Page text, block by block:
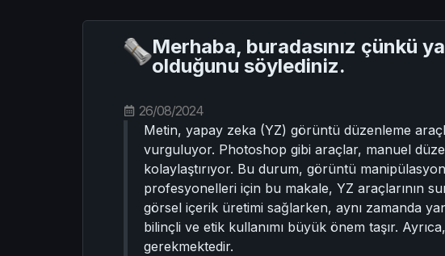
Merhaba, buradasınız çünkü
olduğunu söylediniz.
26/08/2024
Metin, yapay zeka (YZ) görüntü düzenleme
vurguluyor. Photoshop gibi araçlar, manuel
kolaylaştırıyor. Bu durum, görüntü
profesyonelleri için bu makale, YZ araçlarının
görsel içerik üretimi sağlarken, aynı zamanda
bilinçli ve etik kullanımı büyük önem taşır.
gerekmektedir.